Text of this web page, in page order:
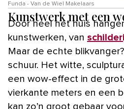
Funda - Van de Wiel Makelaars
Kunstwerk met een
Door heel het huis
kunstwerken, van
Maar de echte
schuur. Het witte,
een wow-effect in de
vierkante meters en een
kan zo’n groot gebaar